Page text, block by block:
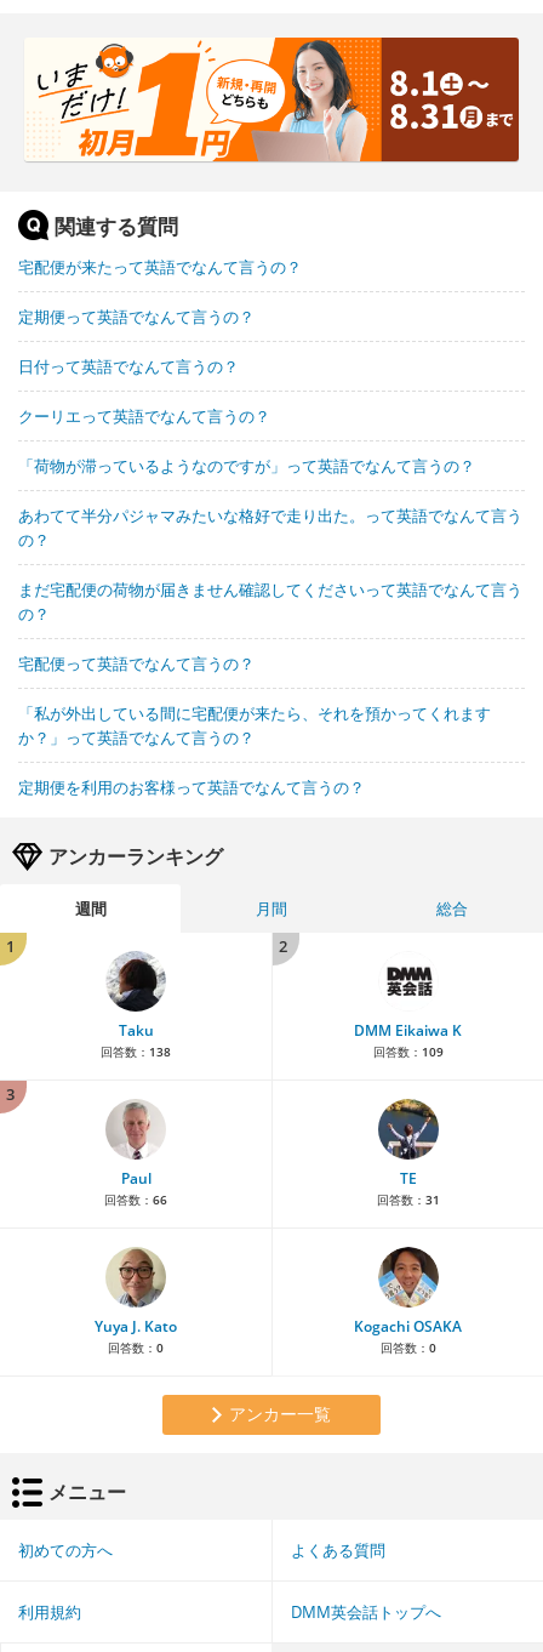
関連する質問
宅配便が来たって英語でなんて言うの？
定期便って英語でなんて言うの？
日付って英語でなんて言うの？
クーリエって英語でなんて言うの？
「荷物が滞っているようなのですが」って英語でなんて言うの？
あわてて半分パジャマみたいな格好で走り出た。って英語でなんて言う
の？
まだ宅配便の荷物が届きません確認してくださいって英語でなんて言う
の？
宅配便って英語でなんて言うの？
「私が外出している間に宅配便が来たら、それを預かってくれます
か？」って英語でなんて言うの？
定期便を利用のお客様って英語でなんて言うの？
アンカーランキング
週間 月間
総合
1
Taku
回答数： 138
2
DMM Eikaiwa K
回答数： 109
3
Paul
回答数： 66
TE
回答数： 31
Yuya J. Kato
回答数： 0
Kogachi OSAKA
回答数： 0
アンカー一覧
メニュー
初めての方へ よくある質問
利用規約 DMM英会話トップへ